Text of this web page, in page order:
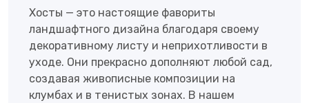
Хосты — это настоящие фавориты
ландшафтного дизайна благодаря своему
декоративному листу и неприхотливости в
уходе. Они прекрасно дополняют любой сад,
создавая живописные композиции на
клумбах и в тенистых зонах. В нашем